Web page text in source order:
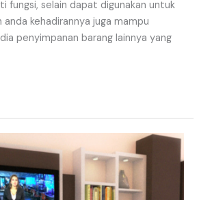
fungsi, selain dapat digunakan untuk
kehadirannya juga mampu
penyimpanan barang lainnya yang